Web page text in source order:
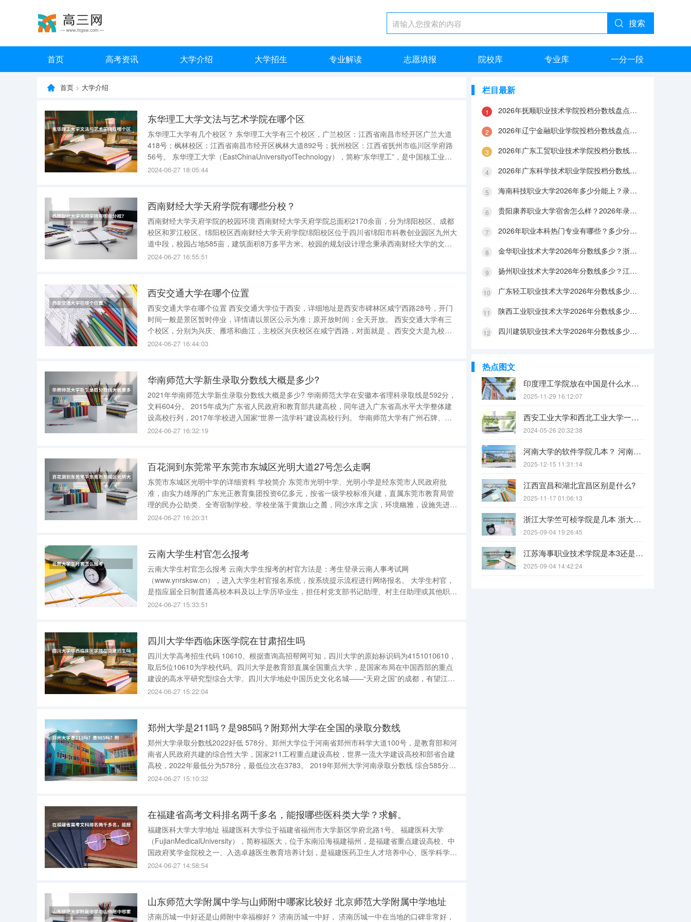
搜索
首页 高考资讯 大学介绍 大学招生 专业解读 志愿填报 院校库 专业库 一分一段
首页 > 大学介绍
东华理工大学文法与艺术学院在哪个区
东华理工大学有几个校区？ 东华理工大学有三个校区，广兰校区：江西省南昌市经开区广兰大道
418号；枫林校区：江西省南昌市经开区枫林大道892号；抚州校区：江西省抚州市临川区学府路
56号。 东华理工大学（EastChinaUniversityofTechnology），简称“东华理工”，是中国核工业第
一所高等学校，是江西省人民政府与国家国防科技工业局、自然资源部、中国核工业集团公司共建
2024-06-27 18:05:44
西南财经大学天府学院有哪些分校？
西南财经大学天府学院的校园环境 西南财经大学天府学院总面积2170余亩，分为绵阳校区、成都
校区和罗江校区。绵阳校区西南财经大学天府学院绵阳校区位于四川省绵阳市科教创业园区九州大
道中段，校园占地585亩，建筑面积8万多平方米。校园的规划设计理念秉承西南财经大学的文化
传统，学校大门、校牌字体、校内道路、建筑名称等与西财的格调一脉相承。成都校区西南财经大
2024-06-27 16:55:51
西安交通大学在哪个位置
西安交通大学在哪个位置 西安交通大学位于西安，详细地址是西安市碑林区咸宁西路28号，开门
时间一般是景区暂时停业，详情请以景区公示为准；原开放时间：全天开放。 西安交通大学有三
个校区，分别为兴庆、雁塔和曲江，主校区兴庆校区在咸宁西路，对面就是 。西安交大是九校联
盟（C9，被称为中国常春藤盟校）之一，其前身是1896年创建于上海的南洋公学，1956年内迁西
2024-06-27 16:44:03
华南师范大学新生录取分数线大概是多少?
2021年华南师范大学新生录取分数线大概是多少? 华南师范大学在安徽本省理科录取线是592分，
文科604分。 2015年成为广东省人民政府和教育部共建高校，同年进入广东省高水平大学整体建
设高校行列，2017年学校进入国家“世界一流学科”建设高校行列。 华南师范大学有广州石牌、广
2024-06-27 16:32:19
百花洞到东莞常平东莞市东城区光明大道27号怎么走啊
东莞市东城区光明中学的详细资料 学校简介 东莞市光明中学、光明小学是经东莞市人民政府批
准，由实力雄厚的广东光正教育集团投资6亿多元，按省一级学校标准兴建，直属东莞市教育局管
理的民办公助类、全寄宿制学校。学校坐落于黄旗山之麓，同沙水库之滨，环境幽雅，设施先进，
拥有一流的教学楼、实验楼、图书馆、容纳5000人的大型体育馆，高标准400米塑胶运动场、标准
2024-06-27 16:20:31
云南大学生村官怎么报考
云南大学生村官怎么报考 云南大学生报考的村官方法是：考生登录云南人事考试网
（www.ynrsksw.cn），进入大学生村官报名系统，按系统提示流程进行网络报名。 大学生村官，
是指应届全日制普通高校本科及以上学历毕业生，担任村党支部书记助理、村主任助理或其他职
务。很多驻村985村官就主要负责村级电商、村庄信息平台维护、争取地方和国家资金等。 大学生
2024-06-27 15:33:51
四川大学华西临床医学院在甘肃招生吗
四川大学高考招生代码 10610。根据查询高招帮网可知，四川大学的原始标识码为4151010610，
取后5位10610为学校代码。四川大学是教育部直属全国重点大学，是国家布局在中国西部的重点
建设的高水平研究型综合大学。四川大学地处中国历史文化名城——“天府之国”的成都，有望江、
华西和江安三个校区，占地面积7050亩，校舍建筑面积256.3万平方米。 2021年四川大学华西临
2024-06-27 15:22:04
郑州大学是211吗？是985吗？附郑州大学在全国的录取分数线
郑州大学录取分数线2022好低 578分。郑州大学位于河南省郑州市科学大道100号，是教育部和河
南省人民政府共建的综合性大学，国家211工程重点建设高校，世界一流大学建设高校和部省合建
高校，2022年最低分为578分，最低位次在3783。 2019年郑州大学河南录取分数线 综合585分。
根据查询郑州大学官网显示，2019年郑州大学在河南最低录取分数线为综合585分。郑州大学是位
2024-06-27 15:10:32
在福建省高考文科排名两千多名，能报哪些医科类大学？求解。
福建医科大学大学地址 福建医科大学位于福建省福州市大学新区学府北路1号。 福建医科大学
（FujianMedicalUniversity），简称福医大，位于东南沿海福建福州，是福建省重点建设高校、中
国政府奖学金院校之一、入选卓越医生教育培养计划，是福建医药卫生人才培养中心、医学科学研
究中心和医疗预防保健中心。 截至2017年5月，学校建有上街、台江2个校区，占地约1500亩，校
2024-06-27 14:58:54
山东师范大学附属中学与山师附中哪家比较好 北京师范大学附属中学地址
济南历城一中好还是山师附中幸福柳好？ 济南历城一中好， 济南历城一中在当地的口碑非常好，
栏目最新
2026年抚顺职业技术学院投档分数线盘点：录取分数、生活与就业指南
2026年辽宁金融职业学院投档分数线盘点：录取分数、生活与就业指南
2026年广东工贸职业技术学院投档分数线盘点：录取分数、生活与就业指南
2026年广东科学技术职业学院投档分数线盘点：录取分数、生活与就业指南
海南科技职业大学2026年多少分能上？录取分数线与生活成本解答
贵阳康养职业大学宿舍怎么样？2026年录取分数、费用及入学手续
2026年职业本科热门专业有哪些？多少分能上？绿牌专业有哪些？
金华职业技术大学2026年分数线多少？浙江考生563分能上吗？机械专业好就业吗？
扬州职业技术大学2026年分数线多少？江苏考生528分能上吗？医养照护好就业吗？
广东轻工职业技术大学2026年分数线多少？广东考生542分能上吗？
陕西工业职业技术大学2026年分数线多少？陕西考生355分能上吗？机械专业好就业吗？
四川建筑职业技术大学2026年分数线多少？四川考生510分能上吗？建筑专业好就业吗？
热点图文
印度理工学院放在中国是什么水平？
2025-11-29 16:12:07
西安工业大学和西北工业大学一样吗
2024-05-26 20:32:38
河南大学的软件学院几本？ 河南大学软件学院几本 河南大学软件学院属于哪一类院校
2025-12-15 11:31:14
江西宜昌和湖北宜昌区别是什么?
2025-11-17 01:06:13
浙江大学竺可桢学院是几本 浙大竺可桢学院是几本
2025-09-04 19:26:45
江苏海事职业技术学院是本3还是本2啊（江苏海事职业技术学院是几本）
2025-09-04 14:42:24